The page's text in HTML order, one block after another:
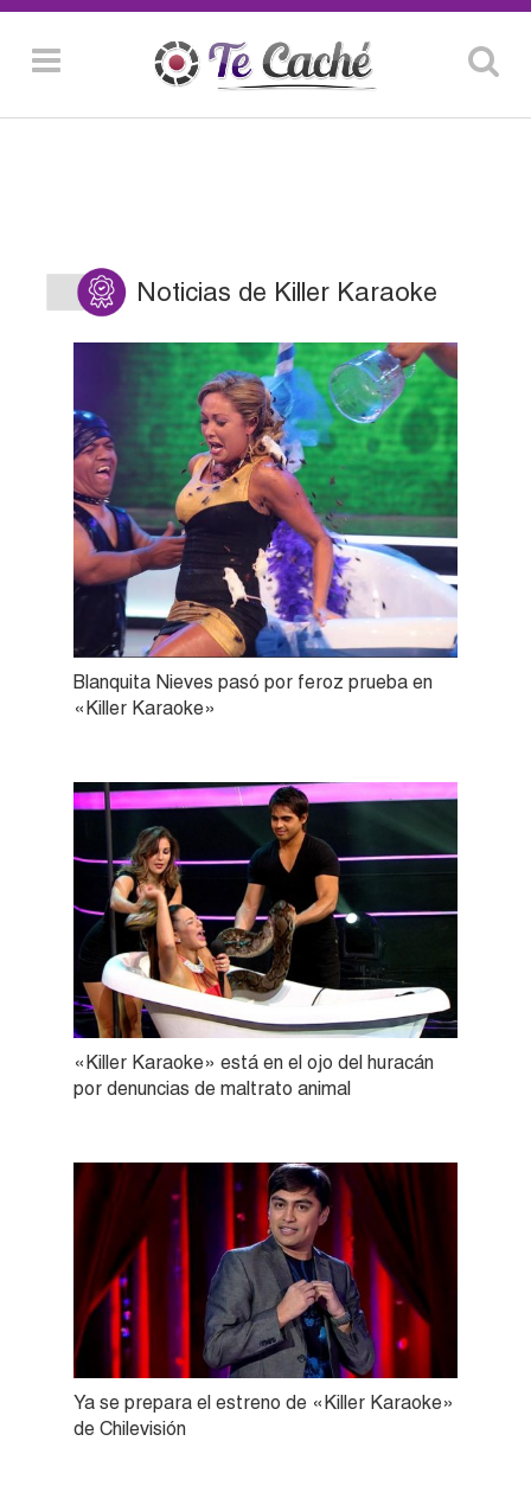
Noticias de Killer Karaoke
Blanquita Nieves pasó por feroz prueba en
«Killer Karaoke»
«Killer Karaoke» está en el ojo del huracán
por denuncias de maltrato animal
Ya se prepara el estreno de «Killer Karaoke»
de Chilevisión